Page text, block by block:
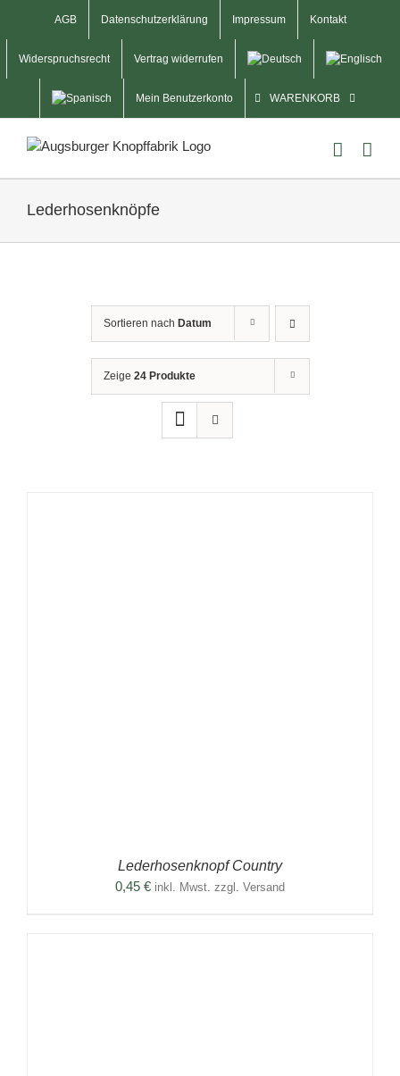
AGB Datenschutzerklärung Impressum Kontakt
Widerspruchsrecht Vertrag widerrufen
Mein Benutzerkonto WARENKORB
Lederhosenknöpfe
Sortieren nach Datum
Zeige 24 Produkte
Lederhosenknopf Country
0,45 € inkl. Mwst. zzgl. Versand